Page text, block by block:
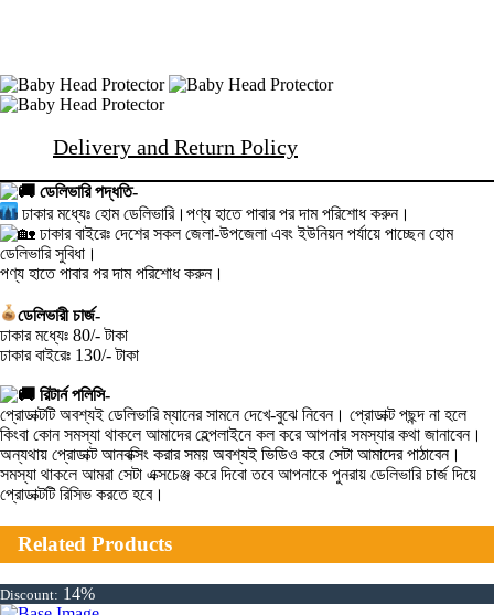
Delivery and Return Policy
ডেলিভারি পদ্ধতি-
ঢাকার মধ্যেঃ হোম ডেলিভারি।পণ্য হাতে পাবার পর দাম পরিশোধ করুন।
ঢাকার বাইরেঃ দেশের সকল জেলা-উপজেলা এবং ইউনিয়ন পর্যায়ে পাচ্ছেন হোম
ডেলিভারি সুবিধা।
পণ্য হাতে পাবার পর দাম পরিশোধ করুন।
ডেলিভারী চার্জ-
ঢাকার মধ্যেঃ 80/- টাকা
ঢাকার বাইরেঃ 130/- টাকা
রিটার্ন পলিসি-
প্রোডাক্টটি অবশ্যই ডেলিভারি ম্যানের সামনে দেখে-বুঝে নিবেন। প্রোডাক্ট পছন্দ না হলে
কিংবা কোন সমস্যা থাকলে আমাদের হেল্পলাইনে কল করে আপনার সমস্যার কথা জানাবেন।
অন্যথায় প্রোডাক্ট আনবক্সিং করার সময় অবশ্যই ভিডিও করে সেটা আমাদের পাঠাবেন।
সমস্যা থাকলে আমরা সেটা এক্সচেঞ্জ করে দিবো তবে আপনাকে পুনরায় ডেলিভারি চার্জ দিয়ে
প্রোডাক্টটি রিসিভ করতে হবে।
Related Products
Discount: 14%